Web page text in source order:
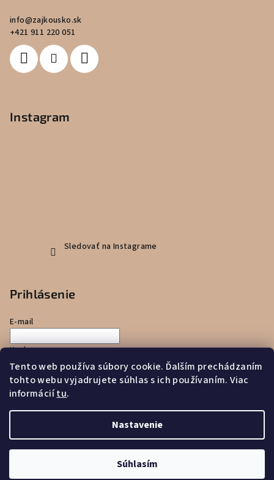
Tento web používa súbory cookie. Ďalším prechádzaním
tohto webu vyjadrujete súhlas s ich používaním. Viac
informáciítu.
Nastavenie
Súhlasím
info@zajkousko.sk
+421 911 220 051
Instagram
Sledovať na Instagrame
Prihlásenie
E-mail
Heslo
Prihlásiť sa
Nová registráciaZabudnuté heslo